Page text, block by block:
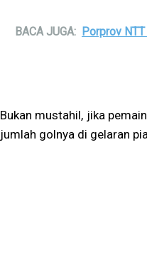
BACA JUGA: Porprov
Bukan mustahil, jika
jumlah golnya di gelaran